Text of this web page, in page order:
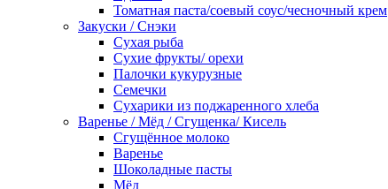
Томатная паста/соевый соус/чесночный крем
Закуски / Снэки
Сухая рыба
Сухие фрукты/ орехи
Палочки кукурузные
Семечки
Сухарики из поджаренного хлеба
Варенье / Мёд / Сгущенка/ Кисель
Сгущённое молоко
Варенье
Шоколадные пасты
Мёд